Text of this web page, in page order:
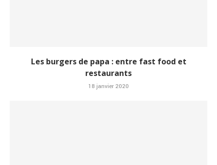
Les burgers de papa : entre fast food et
restaurants
18 janvier 2020